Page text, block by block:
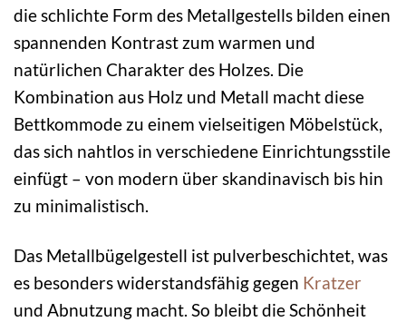
die schlichte Form des Metallgestells bilden einen
spannenden Kontrast zum warmen und
natürlichen Charakter des Holzes. Die
Kombination aus Holz und Metall macht diese
Bettkommode zu einem vielseitigen Möbelstück,
das sich nahtlos in verschiedene Einrichtungsstile
einfügt – von modern über skandinavisch bis hin
zu minimalistisch.
Das Metallbügelgestell ist pulverbeschichtet, was
es besonders widerstandsfähig gegen Kratzer
und Abnutzung macht. So bleibt die Schönheit